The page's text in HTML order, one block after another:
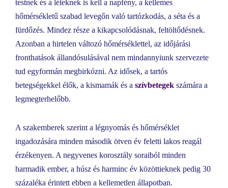
testnek és a léleknek is kell a napfény, a kellemes
hőmérsékletű szabad levegőn való tartózkodás, a séta és a
fürdőzés. Mindez része a kikapcsolódásnak, feltöltődésnek.
Azonban a hirtelen változó hőmérséklettel, az időjárási
fronthatások állandósulásával nem mindannyiunk szervezete
tud egyformán megbirkózni. Az idősek, a tartós
betegségekkel élők, a kismamák és a szívbetegek számára a
legmegterhelőbb.
A szakemberek szerint a légnyomás és hőmérséklet
ingadozására minden második ötven év feletti lakos reagál
érzékenyen. A negyvenes korosztály soraiból minden
harmadik ember, a húsz és harminc év közöttieknek pedig 30
százaléka érintett ebben a kellemetlen állapotban.